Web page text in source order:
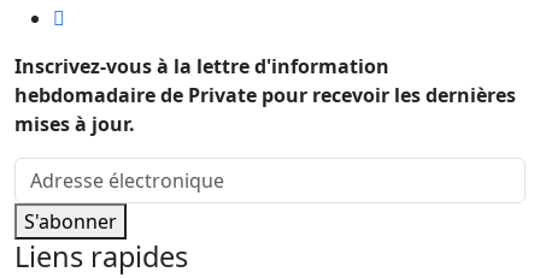
Inscrivez-vous à la lettre d'information
hebdomadaire de Private pour recevoir les dernières
mises à jour.
S'abonner
Liens rapides